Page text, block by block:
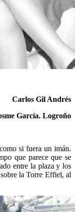
Carlos Gil Andrés
García. Logroño
si fuera un imán.
que parece que se
entre la plaza y los
la Torre Effiel, al